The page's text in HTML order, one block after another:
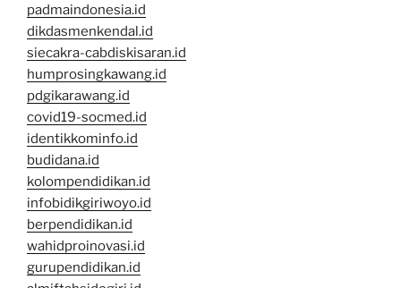
padmaindonesia.id
dikdasmenkendal.id
siecakra-cabdiskisaran.id
humprosingkawang.id
pdgikarawang.id
covid19-socmed.id
identikkominfo.id
budidana.id
kolompendidikan.id
infobidikgiriwoyo.id
berpendidikan.id
wahidproinovasi.id
gurupendidikan.id